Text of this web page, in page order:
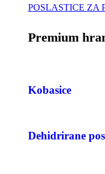
POSLASTICE ZA
Premium
Kobasice
Dehidrirane